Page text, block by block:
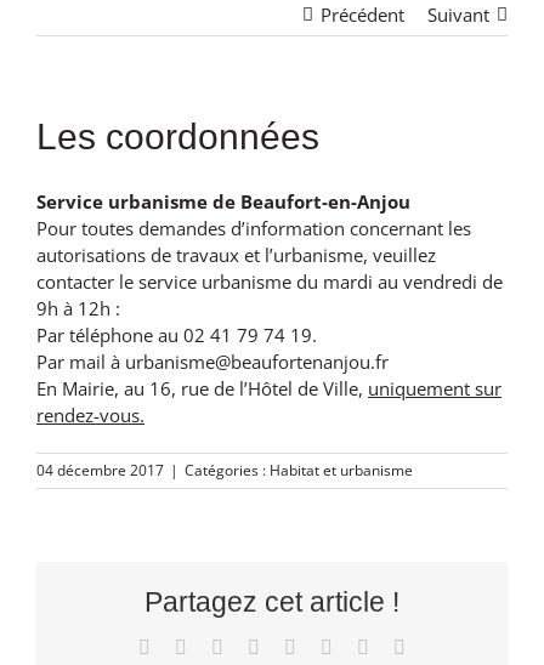
Précédent Suivant
Les coordonnées
Service urbanisme de Beaufort-en-Anjou
Pour toutes demandes d’information concernant les
autorisations de travaux et l’urbanisme, veuillez
contacter le service urbanisme du mardi au vendredi de
9h à 12h :
Par téléphone au 02 41 79 74 19.
Par mail à urbanisme@beaufortenanjou.fr
En Mairie, au 16, rue de l’Hôtel de Ville, uniquement sur
rendez-vous.
04 décembre 2017 | Catégories : Habitat et urbanisme
Partagez cet article !
Facebook Reddit LinkedIn
TumblrPinterest